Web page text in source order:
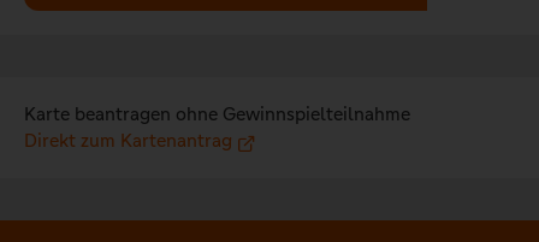
Karte beantragen ohne Gewinnspielteilnahme
Direkt zum Kartenantrag